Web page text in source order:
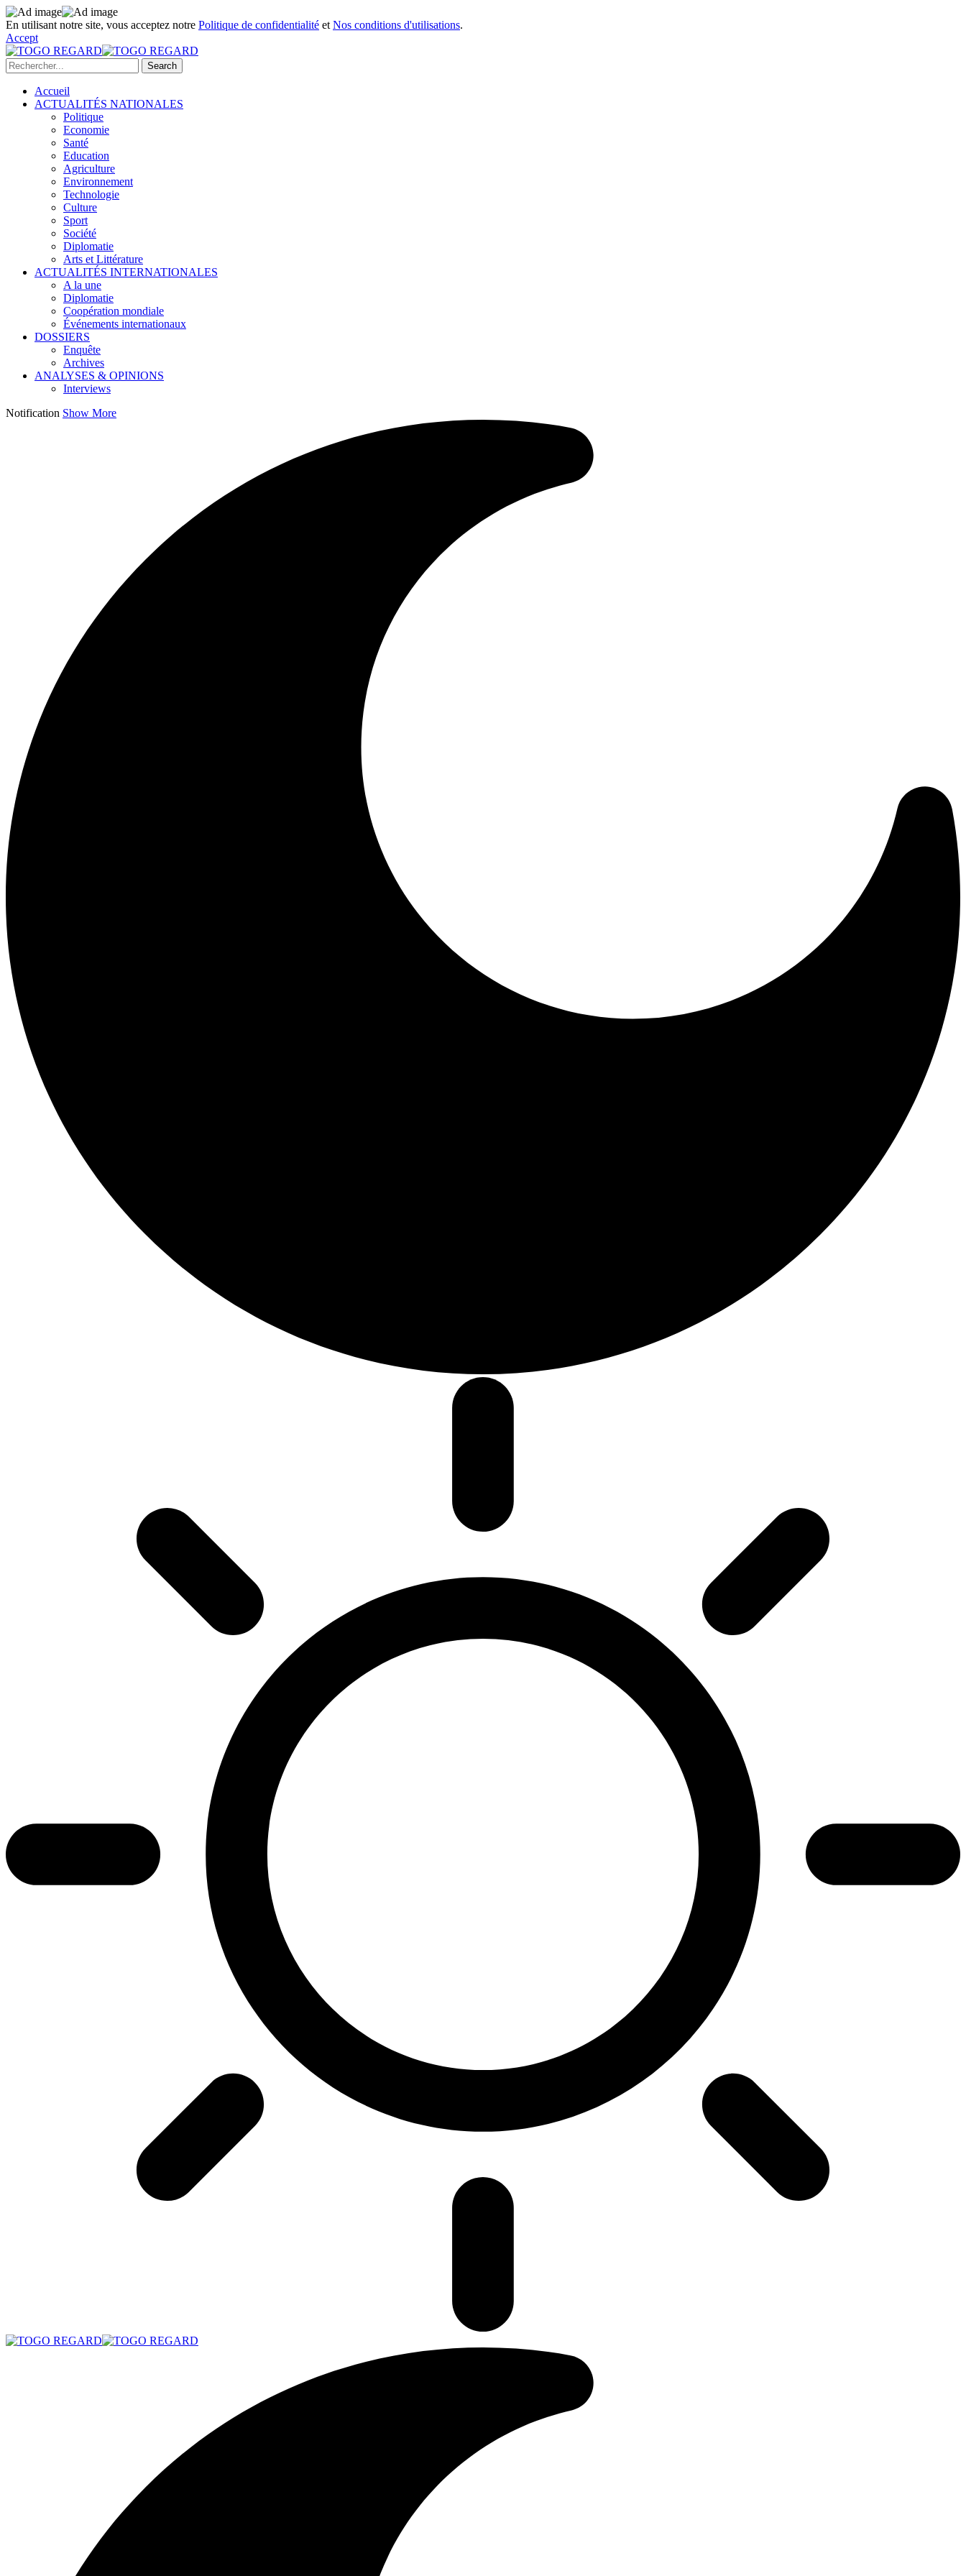
En utilisant notre site, vous acceptez notre Politique de confidentialité et Nos conditions d'utilisations.
Accept
Accueil
ACTUALITÉS NATIONALES
Politique
Economie
Santé
Education
Agriculture
Environnement
Technologie
Culture
Sport
Société
Diplomatie
Arts et Littérature
ACTUALITÉS INTERNATIONALES
A la une
Diplomatie
Coopération mondiale
Événements internationaux
DOSSIERS
Enquête
Archives
ANALYSES & OPINIONS
Interviews
Notification Show More